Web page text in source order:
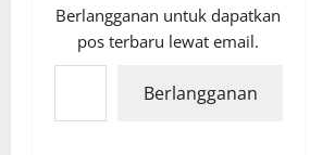
Berlangganan untuk dapatkan
pos terbaru lewat email.
Ketikkan email Anda...
Berlangganan